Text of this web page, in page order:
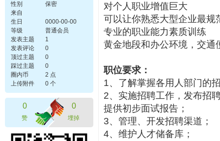
性别
保密
来自
生日
0000-00-00
等级
普通会员
发表主题
1
发表评论
0
顶过主题
0
踩过主题
0
圈内币
2 点
上传附件
0 个
0
赞
0
埋掉
对个人职业增值巨大
可以让你熟悉大型企业最规
专业的职业能力素质训练
黄金地段和办公环境，交通
职位要求：
1、了解掌握各用人部门的
2、实施招聘工作，发布招
提供初步面试报告；
3、管理、开发招聘渠道；
4、维护人才储备库；